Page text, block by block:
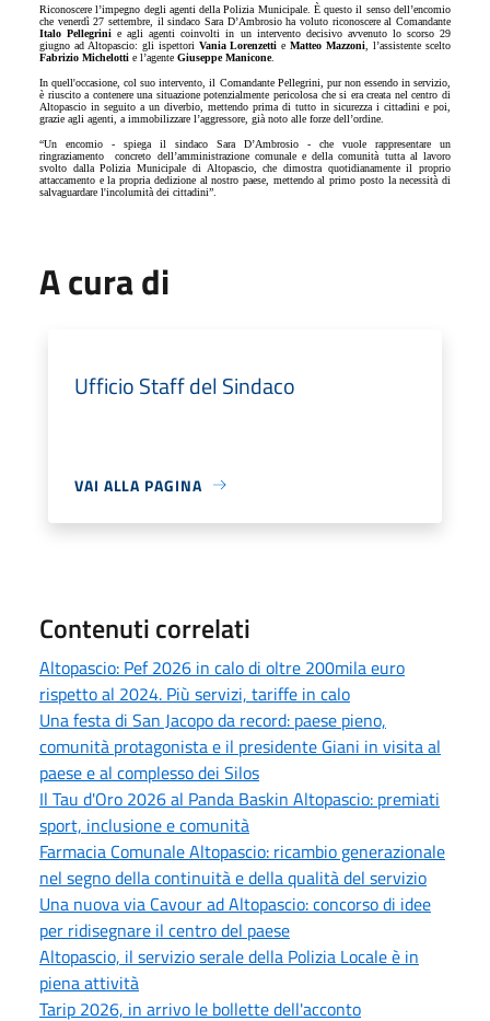
Riconoscere l’impegno degli agenti della Polizia Municipale. È questo il senso dell’encomio
che venerdì 27 settembre, il sindaco Sara D’Ambrosio ha voluto riconoscere al Comandante
Italo Pellegrini e agli agenti coinvolti in un intervento decisivo avvenuto lo scorso 29
giugno ad Altopascio: gli ispettori Vania LorenzettieMatteo Mazzoni , l’assistente scelto
Fabrizio Michelotti e l’agente Giuseppe Manicone.
In quell'occasione, col suo intervento, il Comandante Pellegrini, pur non essendo in servizio,
è riuscito a contenere una situazione potenzialmente pericolosa che si era creata nel centro di
Altopascio in seguito a un diverbio, mettendo prima di tutto in sicurezza i cittadini e poi,
grazie agli agenti, a immobilizzare l’aggressore, già noto alle forze dell’ordine.
“Un encomio - spiega il sindaco Sara D’Ambrosio - che vuole rappresentare un
ringraziamento
concreto dell’amministrazione comunale e della comunità tutta al lavoro
svolto dalla Polizia Municipale di Altopascio, che dimostra quotidianamente il proprio
attaccamento e la propria dedizione al nostro paese, mettendo al primo posto la necessità di
salvaguardare l'incolumità dei cittadini”.
A cura di
Ufficio Staff del Sindaco
VAI ALLA PAGINA
Contenuti correlati
Altopascio: Pef 2026 in calo di oltre 200mila euro
rispetto al 2024. Più servizi, tariffe in calo
Una festa di San Jacopo da record: paese pieno,
comunità protagonista e il presidente Giani in visita al
paese e al complesso dei Silos
Il Tau d'Oro 2026 al Panda Baskin Altopascio: premiati
sport, inclusione e comunità
Farmacia Comunale Altopascio: ricambio generazionale
nel segno della continuità e della qualità del servizio
Una nuova via Cavour ad Altopascio: concorso di idee
per ridisegnare il centro del paese
Altopascio, il servizio serale della Polizia Locale è in
piena attività
Tarip 2026, in arrivo le bollette dell'acconto